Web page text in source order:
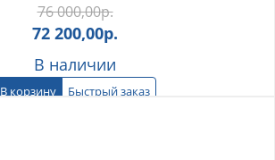
76 000,00р.
72 200,00р.
В наличии
В корзину Быстрый заказ